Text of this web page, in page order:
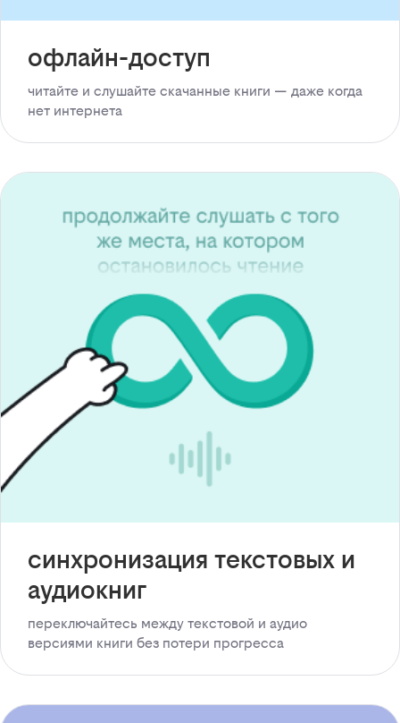
офлайн-доступ
читайте и слушайте скачанные книги — даже когда
нет интернета
синхронизация текстовых и
аудиокниг
переключайтесь между текстовой и аудио
версиями книги без потери прогресса